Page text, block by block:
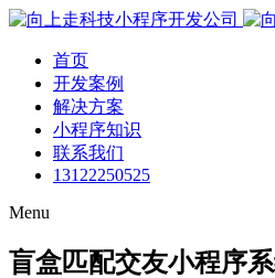
首页
开发案例
解决方案
小程序知识
联系我们
13122250525
Menu
盲盒匹配交友小程序